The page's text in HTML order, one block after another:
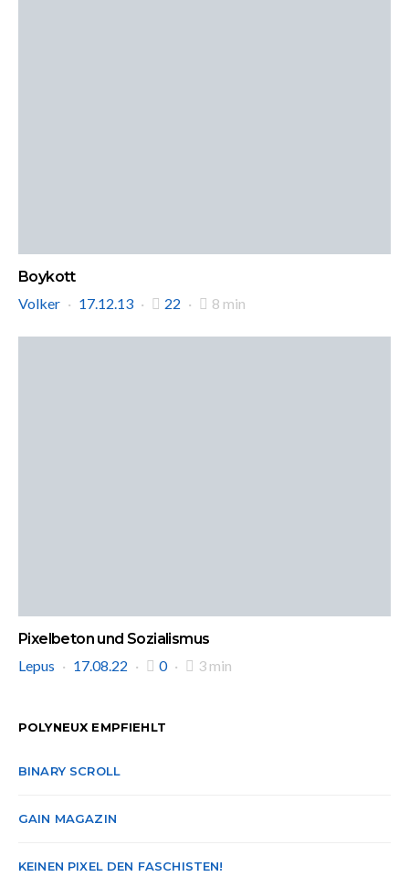
Boykott
Volker
17.12.13 22 8 min
Pixelbeton und Sozialismus
Lepus
17.08.22 0 3 min
POLYNEUX EMPFIEHLT
BINARY SCROLL
GAIN MAGAZIN
KEINEN PIXEL DEN FASCHISTEN!